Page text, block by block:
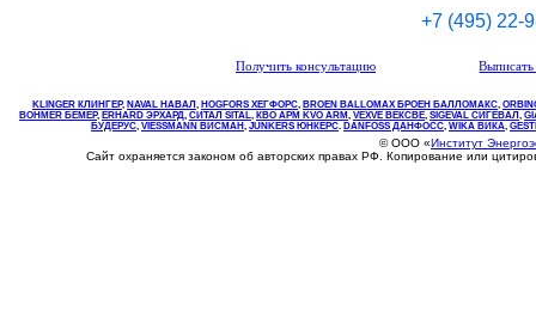
+7 (495) 22-
Получить консультацию
KLINGER КЛИНГЕР, NAVAL НАВАЛ , НOGFORS ХЕГФОРС, BROEN BALLOMAX БРОЕН БАЛЛОМАКС,
BOHMER БЕМЕР, ERHARD ЭРХАРД, СИТАЛ SITAL, КВО АРМ KVO ARM, VEXVE ВЕКСВЕ, SIGEVAL СИГЕВАЛ ,
БУДЕРУС, VIESSMANN ВИСМАН , JUNKERS ЮНКЕРС. DANFOSS ДАНФОСС, WIKA ВИКА,
© ООО «Институт
Сайт охраняется законом об авторских правах РФ. Копирование или